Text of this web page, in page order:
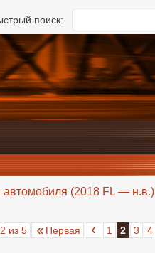
поиск:
автомобиля (2018 FL — н.в.)
из 5 Первая 1 2 3 4